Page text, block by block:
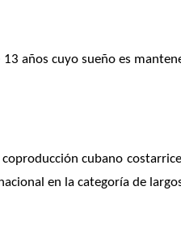
años cuyo sueño es
coproducción cubano
en la categoría de